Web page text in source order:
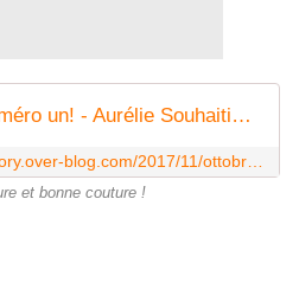
Ottobre Famille: le numéro un! - Aurélie Souhaiting Factory
et bonne couture !